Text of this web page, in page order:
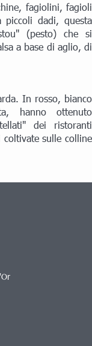
fagiolini, fagioli
dadi, questa
(pesto) che si
a base di aglio, di
In rosso, bianco
hanno ottenuto
dei ristoranti
sulle colline